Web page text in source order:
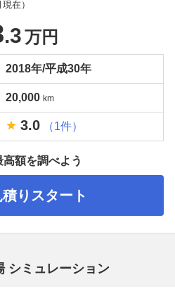
現在）
.3万円
2018年/平成30年
20,000 km
3.0 （1件）
額を調べよう
積りスタート
シミュレーション